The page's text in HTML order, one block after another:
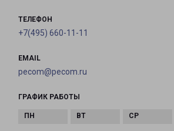
ТЕЛЕФОН
+7(495) 660-11-11
EMAIL
pecom@pecom.ru
ГРАФИК РАБОТЫ